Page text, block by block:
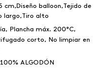
cm,Diseño balloon,Tejido de
largo,Tiro alto
Plancha máx. 200°C,
corto, No limpiar en
100% ALGODÓN